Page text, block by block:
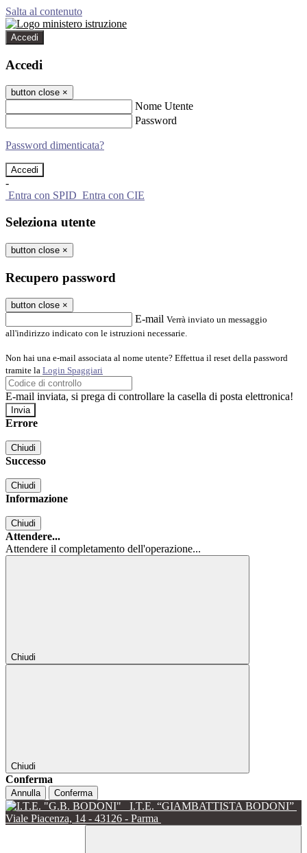
Salta al contenuto
Accedi
Accedi
button close ×
Nome Utente
Password
Password dimenticata?
-
Entra con SPID Entra con CIE
Seleziona utente
button close ×
Recupero password
button close ×
E-mail Verrà inviato un messaggio
all'indirizzo indicato con le istruzioni necessarie.
Non hai una e-mail associata al nome utente? Effettua il reset della password
tramite la Login Spaggiari
E-mail inviata, si prega di controllare la casella di posta elettronica!
Errore
Chiudi
Successo
Chiudi
Informazione
Chiudi
Attendere...
Attendere il completamento dell'operazione...
Chiudi
Chiudi
Conferma
Annulla Conferma
I.T.E. “GIAMBATTISTA BODONI”
Viale Piacenza, 14 - 43126 - Parma